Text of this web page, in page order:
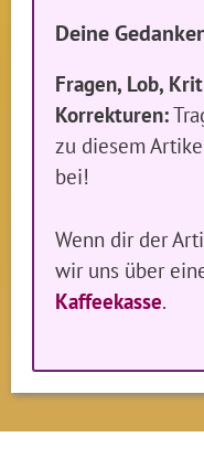
Deine
Fragen, Lob,
Korrekturen:
zu diesem
bei!
Wenn dir der
wir uns über
Kaffeekasse.